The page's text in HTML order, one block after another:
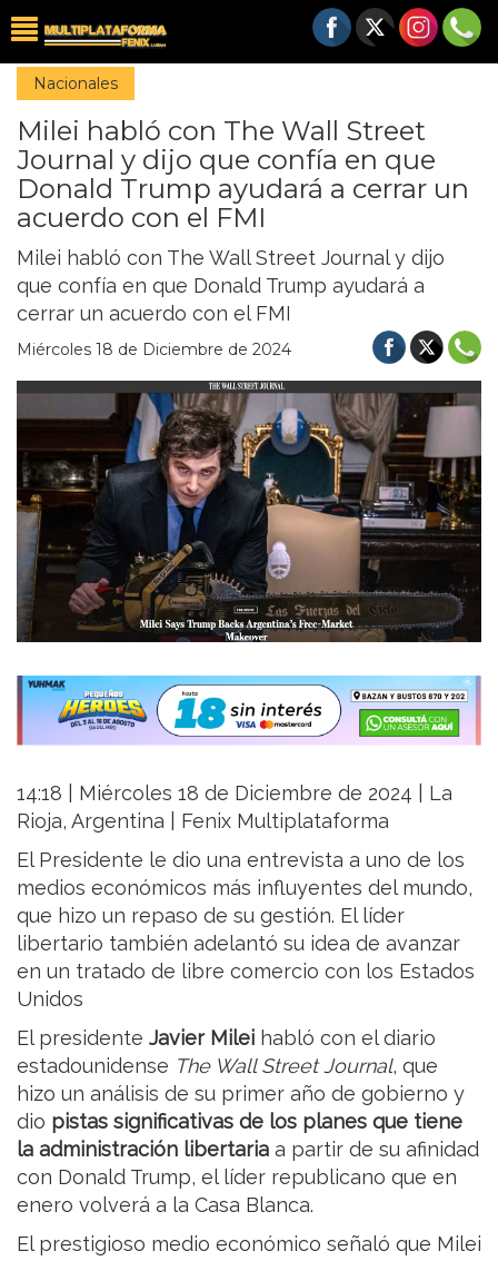
Nacionales
Milei habló con The Wall Street
Journal y dijo que confía en que
Donald Trump ayudará a cerrar un
acuerdo con el FMI
Milei habló con The Wall Street Journal y dijo
que confía en que Donald Trump ayudará a
cerrar un acuerdo con el FMI
Miércoles 18 de Diciembre de 2024
14:18 | Miércoles 18 de Diciembre de 2024 | La
Rioja, Argentina | Fenix Multiplataforma
El Presidente le dio una entrevista a uno de los
medios económicos más influyentes del mundo,
que hizo un repaso de su gestión. El líder
libertario también adelantó su idea de avanzar
en un tratado de libre comercio con los Estados
Unidos
El presidente Javier Milei habló con el diario
estadounidense The Wall Street Journal, que
hizo un análisis de su primer año de gobierno y
dio pistas significativas de los planes que tiene
la administración libertaria a partir de su afinidad
con Donald Trump, el líder republicano que en
enero volverá a la Casa Blanca.
El prestigioso medio económico señaló que Milei